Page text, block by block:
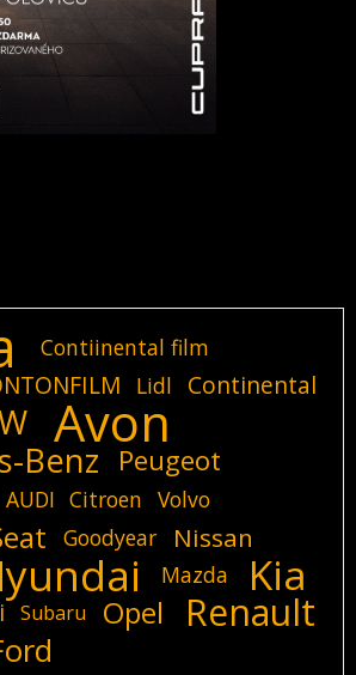
Contiinental film
Lidl
Continental
Avon
Benz
Peugeot
AUDI Citroen Volvo
Goodyear Nissan
Mazda Kia
Subaru Opel Renault